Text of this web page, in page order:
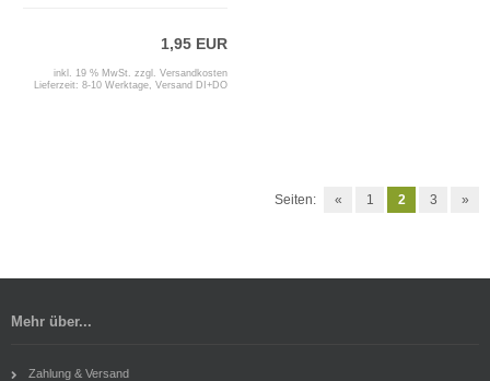
1,95 EUR
inkl. 19 % MwSt. zzgl. Versandkosten
Lieferzeit: 8-10 Werktage, Versand DI+DO
Seiten: « 1 2 3 »
Mehr über...
Zahlung & Versand